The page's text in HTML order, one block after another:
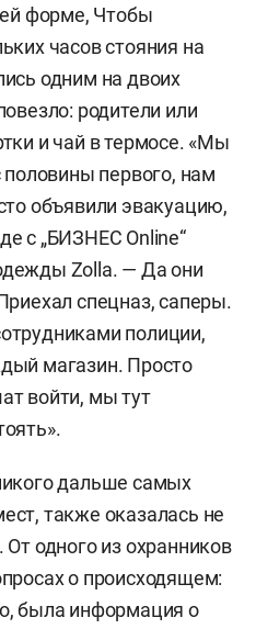
форме, Чтобы
часов стояния на
одним на двоих
родители или
и чай в термосе. «Мы
половины первого, нам
объявили эвакуацию,
с „БИЗНЕС Online“
Zolla. — Да они
спецназ, саперы.
полиции,
магазин. Просто
войти, мы тут
дальше самых
также оказалась не
одного из охранников
о происходящем:
была информация о